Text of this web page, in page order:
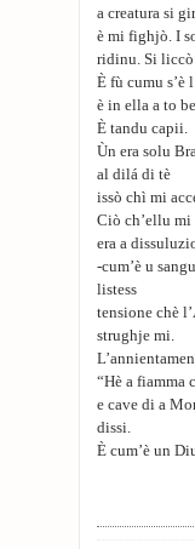
a creatura si
è mi fighjò. I
ridinu. Si liccò
È fù cumu s’è
è in ella a to
È tandu capii.
Ùn era solu
al dilá di tè
issò chì mi
Ciò ch’ellu mi
era a
-cum’è u
listess
tensione chè
strughje mi.
“Hè a fiamma
e cave di a
dissi.
È cum’è un